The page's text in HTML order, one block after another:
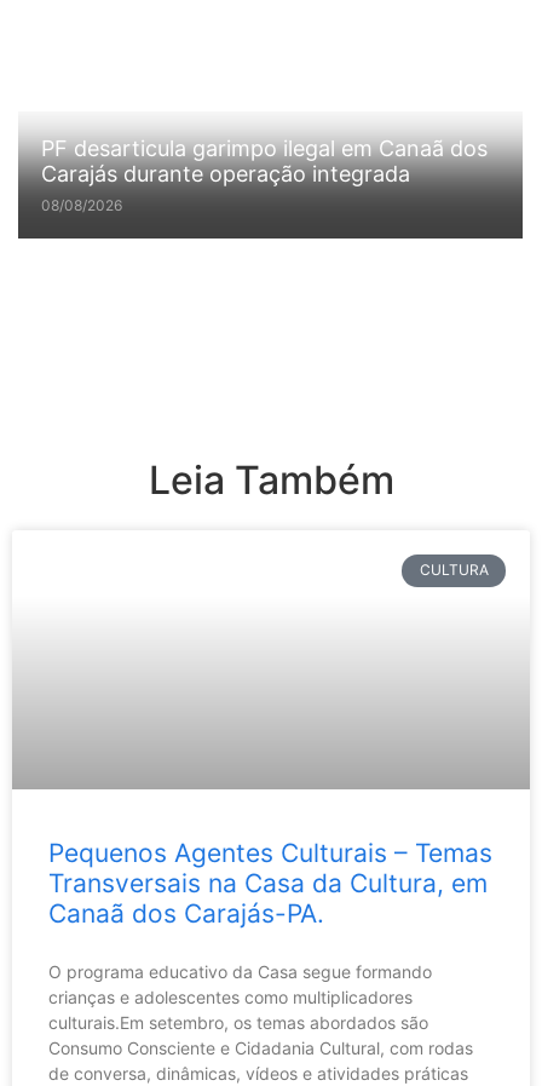
PF desarticula garimpo ilegal em Canaã dos
Carajás durante operação integrada
08/08/2026
Leia Também
CULTURA
Pequenos Agentes Culturais – Temas
Transversais na Casa da Cultura, em
Canaã dos Carajás-PA.
O programa educativo da Casa segue formando
crianças e adolescentes como multiplicadores
culturais.Em setembro, os temas abordados são
Consumo Consciente e Cidadania Cultural, com rodas
de conversa, dinâmicas, vídeos e atividades práticas